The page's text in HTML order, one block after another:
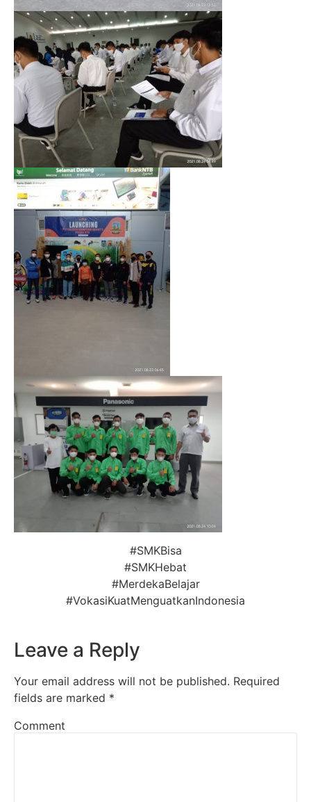
#SMKBisa
#SMKHebat
#MerdekaBelajar
#VokasiKuatMenguatkanIndonesia
Leave a Reply
Your email address will not be published. Required
fields are marked *
Comment